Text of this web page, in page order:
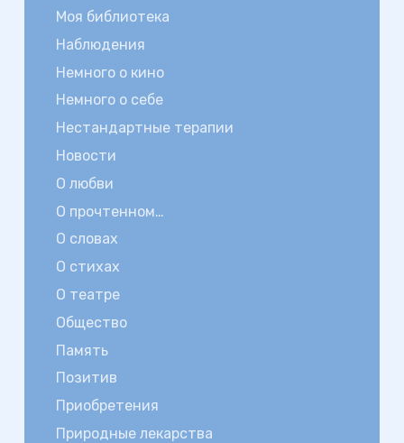
Моя библиотека
Наблюдения
Немного о кино
Немного о себе
Нестандартные терапии
Новости
О любви
О прочтенном…
О словах
О стихах
О театре
Общество
Память
Позитив
Приобретения
Природные лекарства